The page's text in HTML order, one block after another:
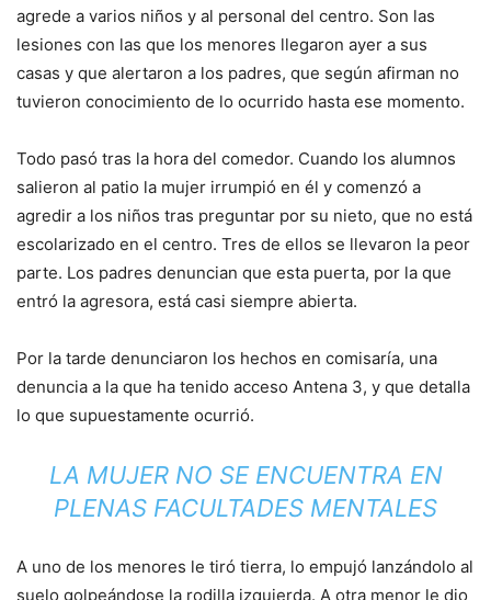
agrede a varios niños y al personal del centro. Son las
lesiones con las que los menores llegaron ayer a sus
casas y que alertaron a los padres, que según afirman no
tuvieron conocimiento de lo ocurrido hasta ese momento.
Todo pasó tras la hora del comedor. Cuando los alumnos
salieron al patio la mujer irrumpió en él y comenzó a
agredir a los niños tras preguntar por su nieto, que no está
escolarizado en el centro. Tres de ellos se llevaron la peor
parte. Los padres denuncian que esta puerta, por la que
entró la agresora, está casi siempre abierta.
Por la tarde denunciaron los hechos en comisaría, una
denuncia a la que ha tenido acceso Antena 3, y que detalla
lo que supuestamente ocurrió.
LA MUJER NO SE ENCUENTRA EN
PLENAS FACULTADES MENTALES
A uno de los menores le tiró tierra, lo empujó lanzándolo al
suelo golpeándose la rodilla izquierda. A otra menor le dio